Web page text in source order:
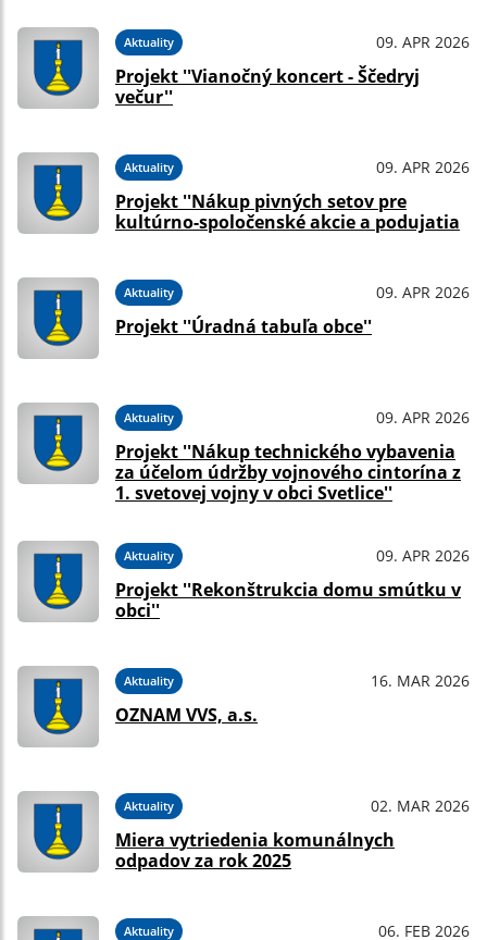
Aktuality 09. APR 2026
Projekt ''Vianočný koncert - Ščedryj
večur''
Aktuality 09. APR 2026
Projekt ''Nákup pivných setov pre
kultúrno-spoločenské akcie a podujatia
Aktuality 09. APR 2026
Projekt ''Úradná tabuľa obce''
Aktuality 09. APR 2026
Projekt ''Nákup technického vybavenia
za účelom údržby vojnového cintorína z
1. svetovej vojny v obci Svetlice''
Aktuality 09. APR 2026
Projekt ''Rekonštrukcia domu smútku v
obci''
Aktuality 16. MAR 2026
OZNAM VVS, a.s.
Aktuality 02. MAR 2026
Miera vytriedenia komunálnych
odpadov za rok 2025
Aktuality 06. FEB 2026